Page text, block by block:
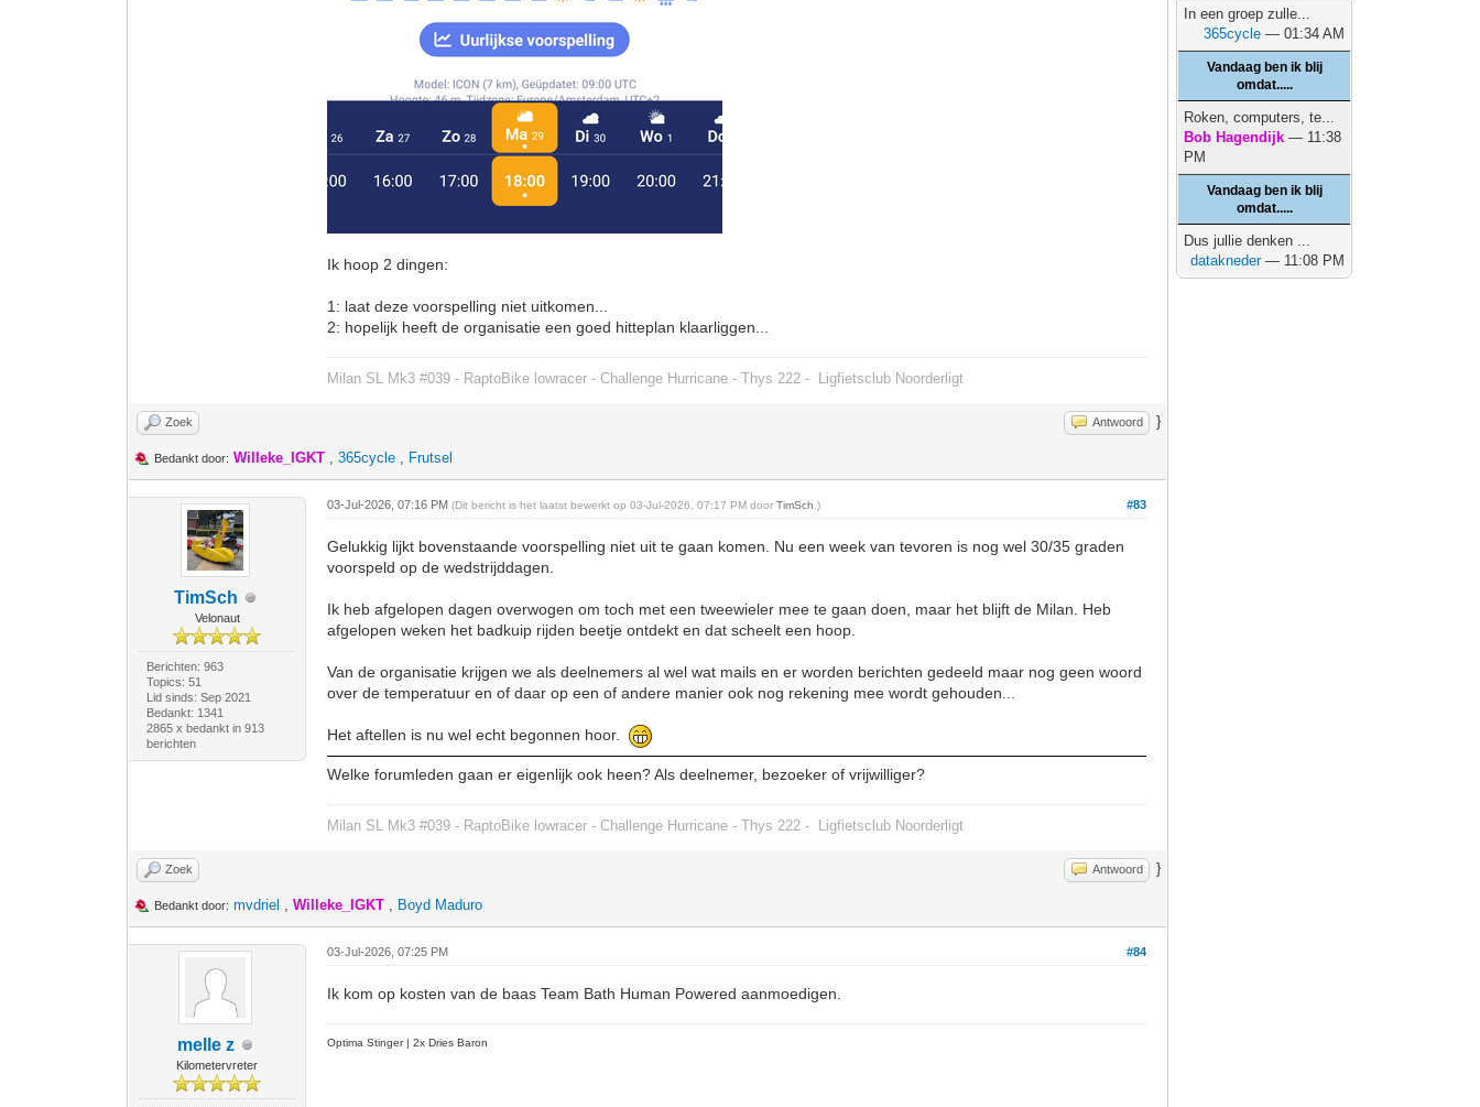
Ik hoop 2 dingen:
1: laat deze voorspelling niet uitkomen...
2: hopelijk heeft de organisatie een goed hitteplan klaarliggen...
Milan SL Mk3 #039 - RaptoBike lowracer - Challenge Hurricane - Thys 222 - Ligfietsclub Noorderligt
Zoek Antwoord }
Bedankt door: Willeke_IGKT ,365cycle , Frutsel
TimSch
Velonaut
Berichten: 963
Topics: 51
Lid sinds: Sep 2021
Bedankt: 1341
2865 x bedankt in 913
berichten
#83
03-Jul-2026, 07:16 PM(Dit bericht is het laatst bewerkt op 03-Jul-2026, 07:17 PM doorTimSch .)
Gelukkig lijkt bovenstaande voorspelling niet uit te gaan komen. Nu een week van tevoren is nog wel 30/35 graden
voorspeld op de wedstrijddagen.
Ik heb afgelopen dagen overwogen om toch met een tweewieler mee te gaan doen, maar het blijft de Milan. Heb
afgelopen weken het badkuip rijden beetje ontdekt en dat scheelt een hoop.
Van de organisatie krijgen we als deelnemers al wel wat mails en er worden berichten gedeeld maar nog geen woord
over de temperatuur en of daar op een of andere manier ook nog rekening mee wordt gehouden...
Het aftellen is nu wel echt begonnen hoor.
Welke forumleden gaan er eigenlijk ook heen? Als deelnemer, bezoeker of vrijwilliger?
Milan SL Mk3 #039 - RaptoBike lowracer - Challenge Hurricane - Thys 222 - Ligfietsclub Noorderligt
Zoek Antwoord }
Bedankt door: mvdriel ,Willeke_IGKT , Boyd Maduro
melle z
Kilometervreter
#84
03-Jul-2026, 07:25 PM
Ik kom op kosten van de baas Team Bath Human Powered aanmoedigen.
Optima Stinger |2x Dries Baron
In een groep zulle...
365cycle — 01:34 AM
Vandaag ben ik blij
omdat.....
Roken, computers, te...
Bob Hagendijk — 11:38
PM
Vandaag ben ik blij
omdat.....
Dus jullie denken ...
datakneder— 11:08 PM